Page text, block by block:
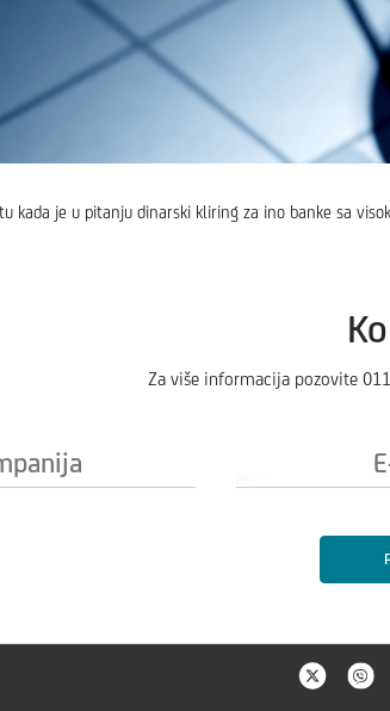
kada je u pitanju dinarski kliring za ino banke sa
Za više informacija pozovite
Kompanija